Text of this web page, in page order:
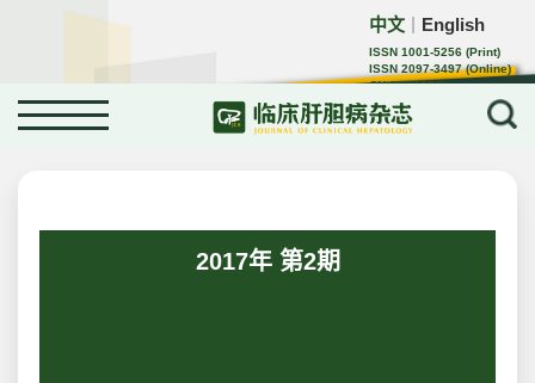
中文 English
ISSN 1001-5256 (Print)
ISSN 2097-3497 (Online)
CN 22-1108/R
2017年 第2期